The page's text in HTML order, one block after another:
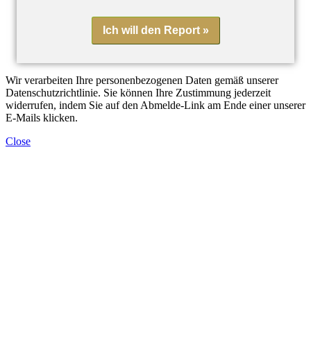
Ich will den Report »
Wir verarbeiten Ihre personenbezogenen Daten gemäß unserer
Datenschutzrichtlinie. Sie können Ihre Zustimmung jederzeit
widerrufen, indem Sie auf den Abmelde-Link am Ende einer unserer
E-Mails klicken.
Close